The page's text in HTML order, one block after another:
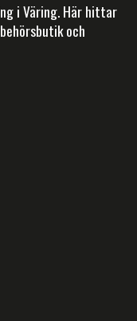
i Väring. Här hittar
och